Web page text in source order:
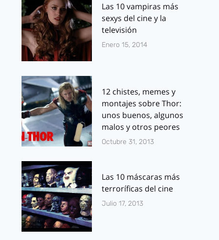
Las 10 vampiras más
sexys del cine y la
televisión
Enero 15, 2014
12 chistes, memes y
montajes sobre Thor:
unos buenos, algunos
malos y otros peores
Octubre 31, 2013
Las 10 máscaras más
terroríficas del cine
Julio 17, 2013